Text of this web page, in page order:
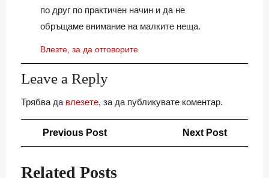
по друг по практичен начин и да не
обръщаме внимание на малките неща.
Влезте, за да отговорите
Leave a Reply
Трябва да влезете, за да публикувате коментар.
Навигация
Previous PostPrevious
Post
Next Post
Post
Related Posts